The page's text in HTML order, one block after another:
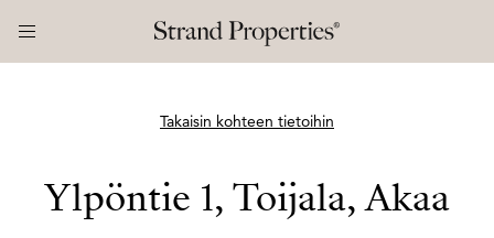
Takaisin kohteen tietoihin
Ylpöntie 1, Toijala, Akaa